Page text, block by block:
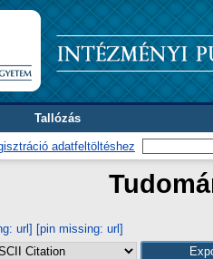
Tallózás
adatfeltöltéshez
url] [pin missing: url]